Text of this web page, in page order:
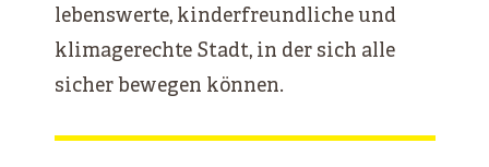
lebenswerte, kinderfreundliche und
klimagerechte Stadt, in der sich alle
sicher bewegen können.